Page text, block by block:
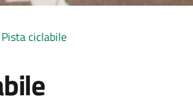
Pista ciclabile